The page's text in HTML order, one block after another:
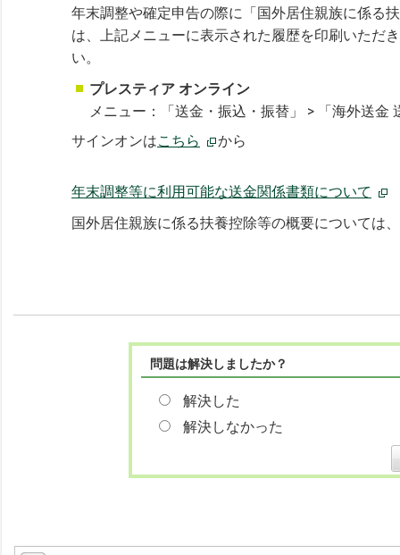
年末調整や確定申告の際に「国外居住親族に係る
は、上記メニューに表示された履歴を印刷いただ
い。
プレスティア オンライン
メニュー：「送金・振込・振替」 > 「海外送金
サインオンはこちら から
年末調整等に利用可能な送金関係書類について
国外居住親族に係る扶養控除等の概要については、
問題は解決しましたか？
解決した
解決しなかった